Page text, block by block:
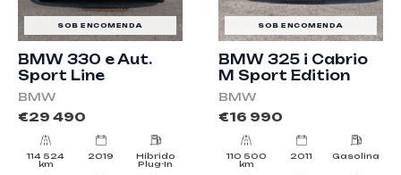
SOB ENCOMENDA
BMW 330 e Aut.
Sport Line
BMW
€29 490
114 524
km
2019
Híbrido
Plug-In
SOB ENCOMENDA
BMW 325 i Cabrio
M Sport Edition
BMW
€16 990
110 500
km
2011 Gasolina